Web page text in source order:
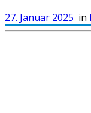
27. Januar 2025 in